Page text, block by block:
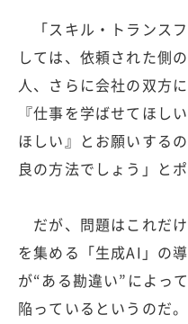
「スキル・トランス
しては、依頼された側
人、さらに会社の双方
『仕事を学ばせてほし
ほしい』とお願いする
良の方法でしょう」と
だが、問題はこれだ
を集める「生成AI」の
が“ある勘違い”によっ
陥っているというのだ